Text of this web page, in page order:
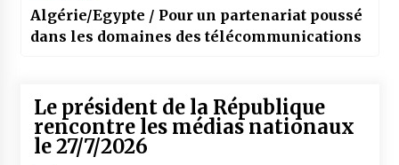
Algérie/Egypte / Pour un partenariat poussé
Le président de la République
rencontre les médias nationaux
le 27/7/2026